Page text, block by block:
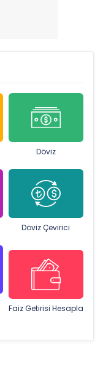
Döviz
Döviz Çevirici
Faiz Getirisi Hesapla